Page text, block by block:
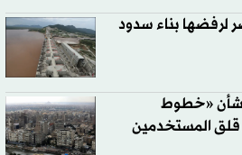
لرفضها بناء سدود
«خطوط
قلق المستخدمين